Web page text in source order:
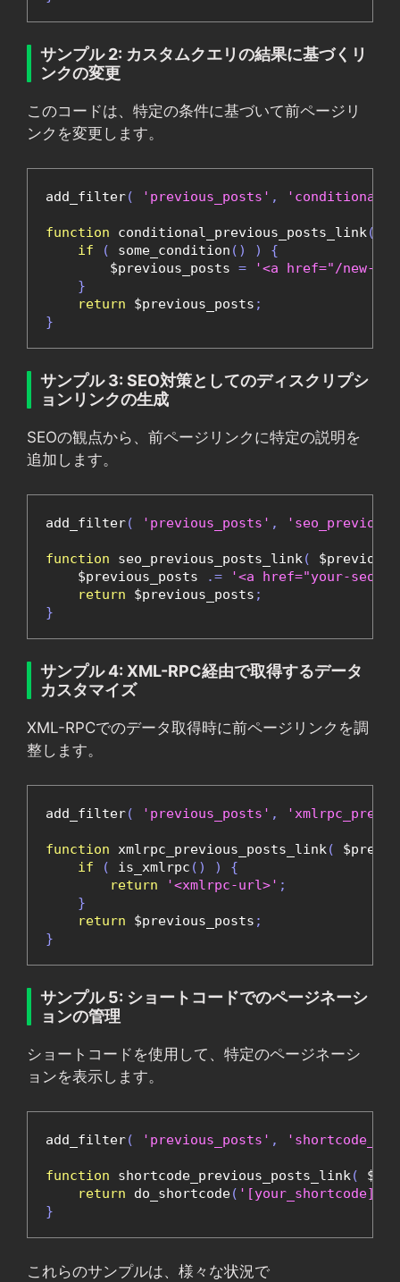
サンプル 2: カスタムクエリの結果に基づくリ
ンクの変更
このコードは、特定の条件に基づいて前ページリ
ンクを変更します。
add_filter( 'previous_posts' ,
function conditional_previous_posts_link(
if
( some_condition () )
{
        $previous_posts
=
'<a href="/new-
}
return $previous_posts ;
}
サンプル 3: SEO対策としてのディスクリプシ
ョンリンクの生成
SEOの観点から、前ページリンクに特定の説明を
追加します。
add_filter( 'previous_posts' ,
function seo_previous_posts_link(
    $previous_posts
.=
'<a href="your-seo-
return $previous_posts ;
}
サンプル 4: XML-RPC経由で取得するデータ
カスタマイズ
XML-RPCでのデータ取得時に前ページリンクを調
整します。
add_filter( 'previous_posts' ,
function xmlrpc_previous_posts_link(
if
( is_xmlrpc () )
{
return
'<xmlrpc-url>' ;
}
return $previous_posts ;
}
サンプル 5: ショートコードでのページネーシ
ョンの管理
ショートコードを使用して、特定のページネーシ
ョンを表示します。
add_filter( 'previous_posts' ,
function shortcode_previous_posts_link(
return do_shortcode( '[your_shortcode]'
}
これらのサンプルは、様々な状況で